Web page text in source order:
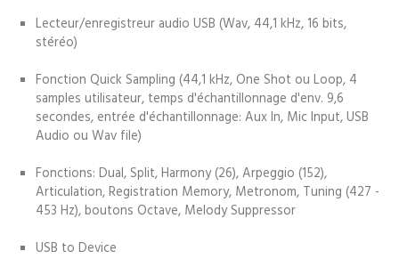
Lecteur/enregistreur audio USB (Wav, 44,1 kHz, 16 bits,
stéréo)
Fonction Quick Sampling (44,1 kHz, One Shot ou Loop, 4
samples utilisateur, temps d'échantillonnage d'env. 9,6
secondes, entrée d'échantillonnage: Aux In, Mic Input, USB
Audio ou Wav file)
Fonctions: Dual, Split, Harmony (26), Arpeggio (152),
Articulation, Registration Memory, Metronom, Tuning (427 -
453 Hz), boutons Octave, Melody Suppressor
USB to Device